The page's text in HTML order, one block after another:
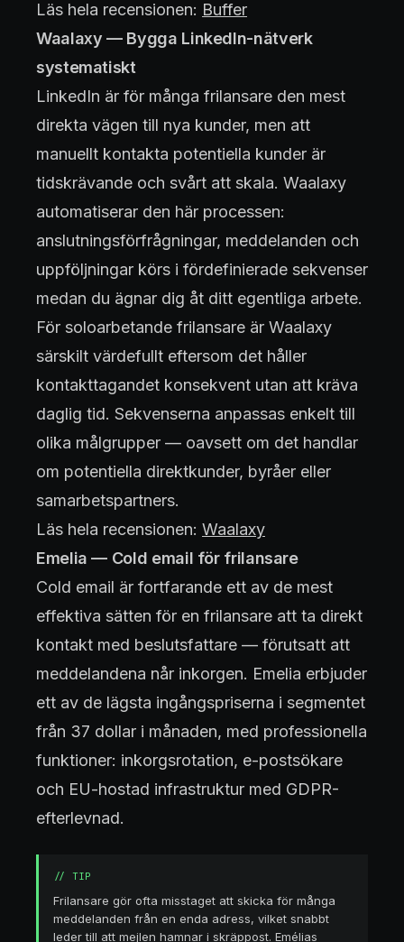
Läs hela recensionen: Buffer
Waalaxy — Bygga LinkedIn-nätverk
systematiskt
LinkedIn är för många frilansare den mest
direkta vägen till nya kunder, men att
manuellt kontakta potentiella kunder är
tidskrävande och svårt att skala. Waalaxy
automatiserar den här processen:
anslutningsförfrågningar, meddelanden och
uppföljningar körs i fördefinierade sekvenser
medan du ägnar dig åt ditt egentliga arbete.
För soloarbetande frilansare är Waalaxy
särskilt värdefullt eftersom det håller
kontakttagandet konsekvent utan att kräva
daglig tid. Sekvenserna anpassas enkelt till
olika målgrupper — oavsett om det handlar
om potentiella direktkunder, byråer eller
samarbetspartners.
Läs hela recensionen: Waalaxy
Emelia — Cold email för frilansare
Cold email är fortfarande ett av de mest
effektiva sätten för en frilansare att ta direkt
kontakt med beslutsfattare — förutsatt att
meddelandena når inkorgen. Emelia erbjuder
ett av de lägsta ingångspriserna i segmentet
från 37 dollar i månaden, med professionella
funktioner: inkorgsrotation, e-postsökare
och EU-hostad infrastruktur med GDPR-
efterlevnad.
// TIP
Frilansare gör ofta misstaget att skicka för många
meddelanden från en enda adress, vilket snabbt
leder till att mejlen hamnar i skräppost. Emélias